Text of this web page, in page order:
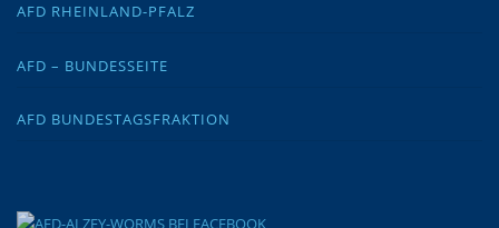
AFD RHEINLAND-PFALZ
AFD – BUNDESSEITE
AFD BUNDESTAGSFRAKTION